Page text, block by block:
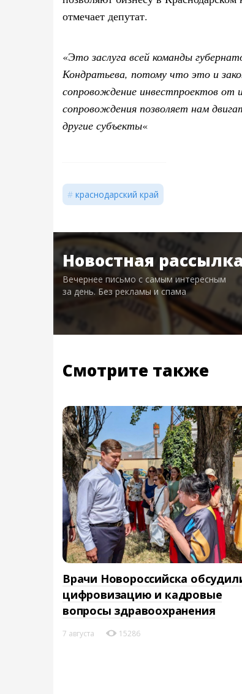
отмечает депутат.
«Это заслуга всей команды
Кондратьева, потому что это и
сопровождение инвестпроектов от
сопровождения позволяет нам
другие субъекты«
краснодарский край
Новостная рассылка
Вечернее письмо с самым интересным
за день. Без рекламы и спама
Смотрите также
Врачи Новороссийска
цифровизацию и кадровые
вопросы здравоохранения
7 августа 15286